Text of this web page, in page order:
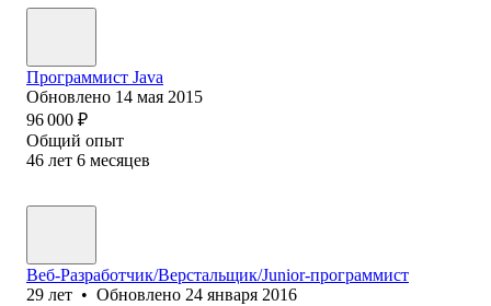
Программист Java
Обновлено 14 мая 2015
96 000 ₽
Общий опыт
46 лет 6 месяцев
Веб-Разработчик/Верстальщик/Junior-программист
29 лет • Обновлено 24 января 2016